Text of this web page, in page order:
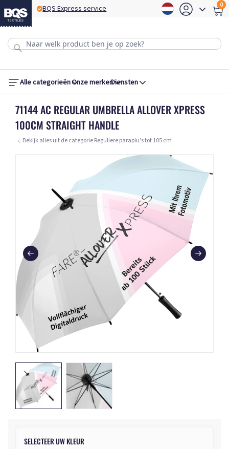
BQS Express service 0
Alle categorieënOnze merkenDiensten
71144 AC REGULAR UMBRELLA ALLOVER XPRESS
100CM STRAIGHT HANDLE
Bekijk alles uit de categorie Reguliere paraplu's tot 105 cm
SELECTEER UW KLEUR